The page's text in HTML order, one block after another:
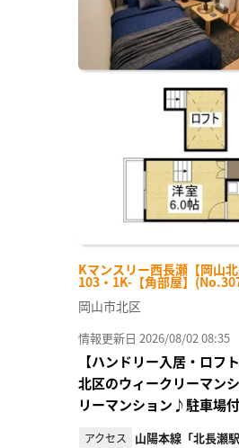
Kマンスリー西長瀬【岡山北
103・1K-【角部屋】
岡山市北区
情報更新日 2026/08/02 08:35
【ハンドリー入居・ロフ
北区のウィークリーマン
リーマンション♪駐車場
アクセス 山陽本線「北長瀬